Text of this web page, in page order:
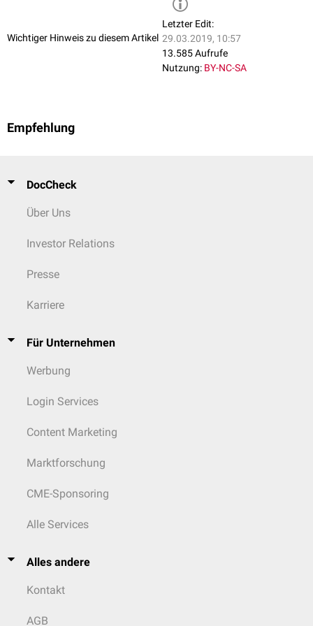
Wichtiger Hinweis zu diesem Artikel
Letzter Edit:
29.03.2019, 10:57
13.585 Aufrufe
Nutzung: BY-NC-SA
Empfehlung
DocCheck
Über Uns
Investor Relations
Presse
Karriere
Für Unternehmen
Werbung
Login Services
Content Marketing
Marktforschung
CME-Sponsoring
Alle Services
Alles andere
Kontakt
AGB